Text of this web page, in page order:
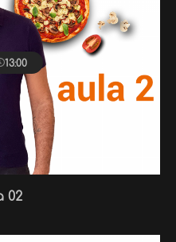
02
13:00